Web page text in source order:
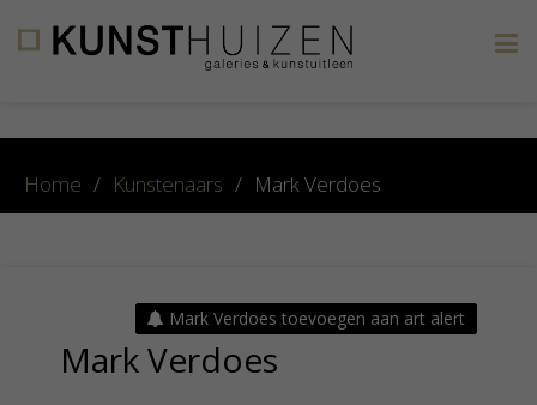
Home / Kunstenaars / Mark Verdoes
Mark Verdoes toevoegen aan art alert
Mark Verdoes